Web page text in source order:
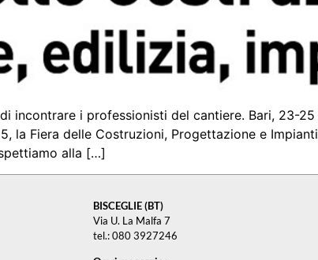
incontrare i professionisti del cantiere. Bari, 23-
la Fiera delle Costruzioni, Progettazione e
alla […]
BISCEGLIE (BT)
Via U. La Malfa 7
tel.: 080 3927246